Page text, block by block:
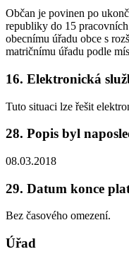
Občan je povinen po
republiky do 15
obecnímu úřadu obce s
matričnímu úřadu podle
16. Elektronická
Tuto situaci lze řešit
28. Popis byl
08.03.2018
29. Datum konce
Bez časového omezení.
Úřad